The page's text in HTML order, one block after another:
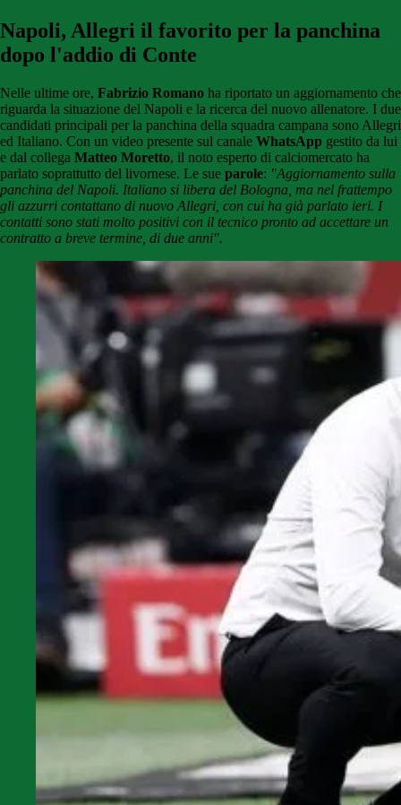
Napoli, Allegri il favorito per la panchina
dopo l'addio di Conte
Nelle ultime ore, Fabrizio Romano ha riportato un aggiornamento che
riguarda la situazione del Napoli e la ricerca del nuovo allenatore. I due
candidati principali per la panchina della squadra campana sono Allegri
ed Italiano. Con un video presente sul canale WhatsApp gestito da lui
e dal collega Matteo Moretto, il noto esperto di calciomercato ha
parlato soprattutto del livornese. Le sue parole: "Aggiornamento sulla
panchina del Napoli. Italiano si libera del Bologna, ma nel frattempo
gli azzurri contattano di nuovo Allegri, con cui ha già parlato ieri. I
contatti sono stati molto positivi con il tecnico pronto ad accettare un
contratto a breve termine, di due anni".